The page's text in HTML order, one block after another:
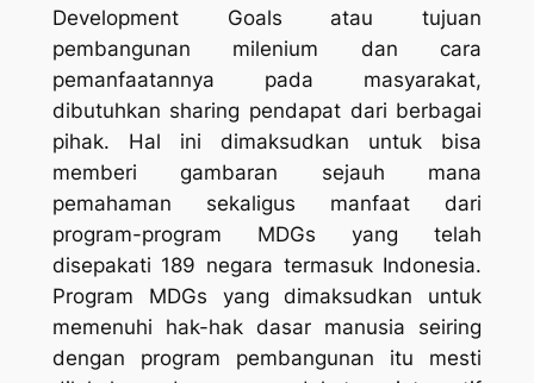
Development Goals atau tujuan
pembangunan milenium dan cara
pemanfaatannya pada masyarakat,
dibutuhkan sharing pendapat dari berbagai
pihak. Hal ini dimaksudkan untuk bisa
memberi gambaran sejauh mana
pemahaman sekaligus manfaat dari
program-program MDGs yang telah
disepakati 189 negara termasuk Indonesia.
Program MDGs yang dimaksudkan untuk
memenuhi hak-hak dasar manusia seiring
dengan program pembangunan itu mesti